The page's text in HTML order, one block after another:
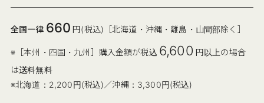
全国一律 660 円(税込)［北海道・沖縄・離島・山間部除く］
※［本州・四国・九州］購入金額が税込 6,600 円以上の場合
は送料無料
※北海道：2,200円(税込)／沖縄：3,300円(税込)